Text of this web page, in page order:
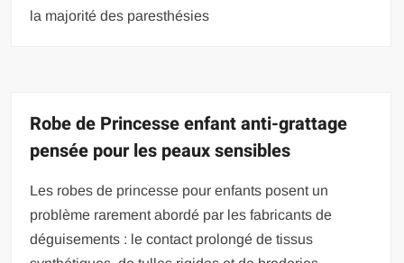
la majorité des paresthésies
Robe de Princesse enfant anti-grattage
pensée pour les peaux sensibles
Les robes de princesse pour enfants posent un
problème rarement abordé par les fabricants de
déguisements : le contact prolongé de tissus